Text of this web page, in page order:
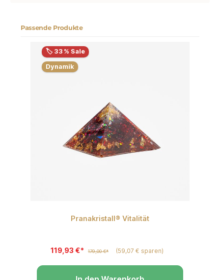
Passende Produkte
Produktgalerie überspringen
🏷️ 33 % Sale
Dynamik
Pranakristall® Vitalität
119,93 €* 179,00 €* (59,07 € sparen)